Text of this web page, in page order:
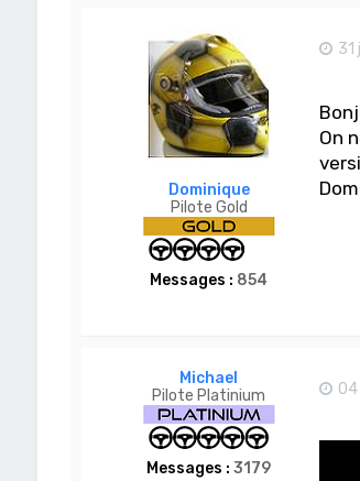
Dominique
Pilote Gold
Messages : 854
31
On
Michael
Pilote Platinium
Messages : 3179
04